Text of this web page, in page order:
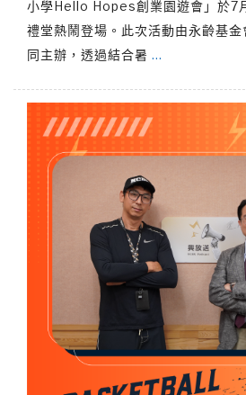
小學Hello Hopes創業園遊會」於7
禮堂熱鬧登場。此次活動由永齡基
同主辦，透過結合暑 …